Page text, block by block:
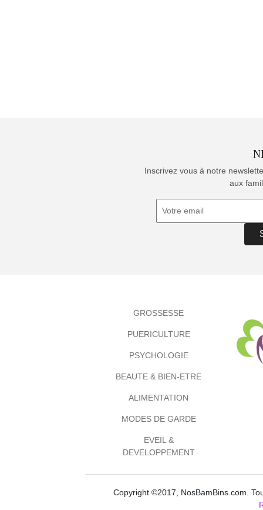
Inscrivez vous à notre
aux
GROSSESSE
PUERICULTURE
PSYCHOLOGIE
BEAUTE & BIEN-ETRE
ALIMENTATION
MODES DE GARDE
EVEIL &
DEVELOPPEMENT
Copyright ©2017, NosBamBins.com.